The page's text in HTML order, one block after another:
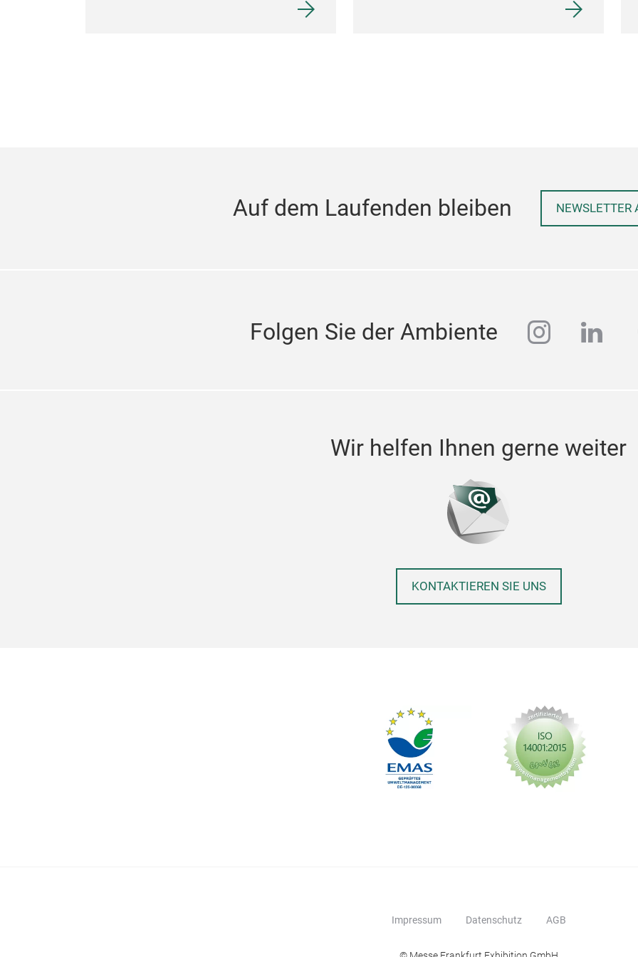
Auf dem Laufenden bleiben NEWSLETTER
Folgen Sie der Ambiente
Wir helfen Ihnen gerne weiter
KONTAKTIEREN SIE UNS
Impressum Datenschutz AGB